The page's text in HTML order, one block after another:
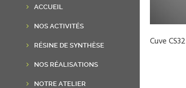
ACCUEIL
NOS ACTIVITÉS
RÉSINE DE SYNTHÈSE
NOS RÉALISATIONS
NOTRE ATELIER
Cuve